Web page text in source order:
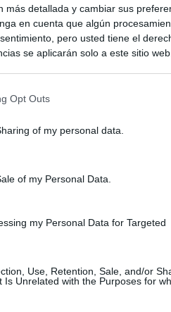
más detallada y cambiar sus
en cuenta que algún
pero usted tiene el
se aplicarán solo a este sitio
Opt Outs
of my personal data.
of my Personal Data.
my Personal Data for Targeted
Use, Retention, Sale, and/or
Is Unrelated with the Purposes for
procedentes de Italia por los nuevos